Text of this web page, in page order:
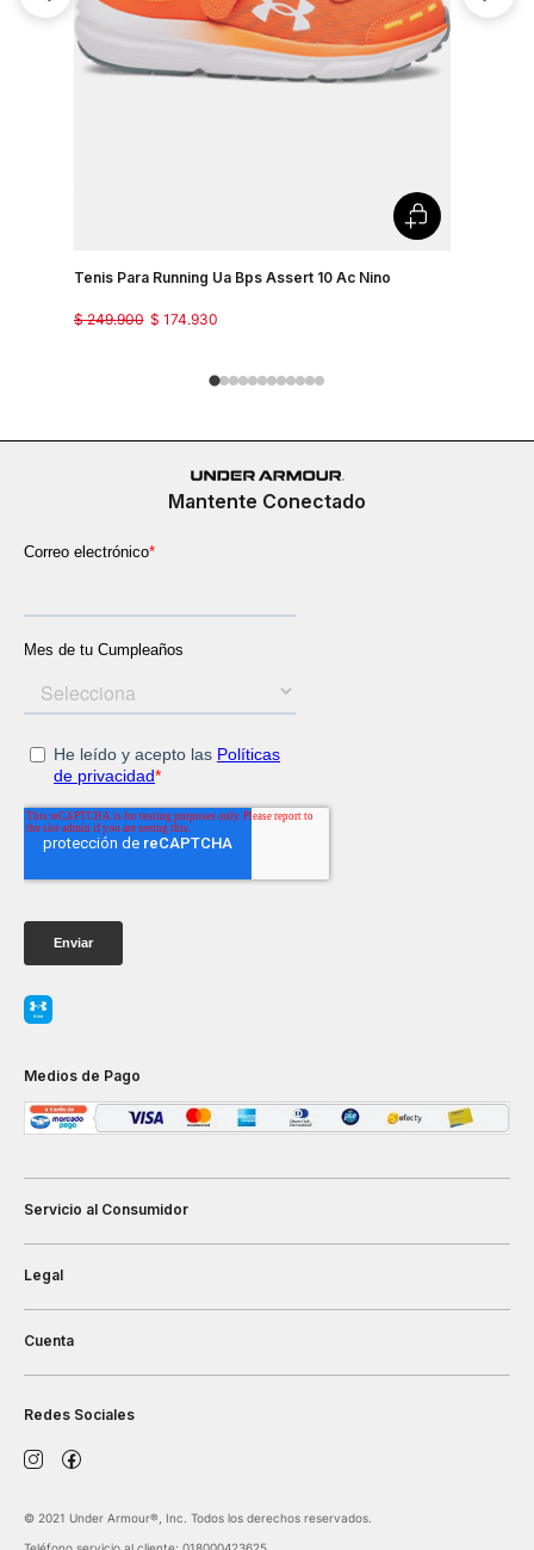
Tenis Para Running Ua Bps Assert 10 Ac Nino
$ 174.930
$ 249.900
Mantente Conectado
Medios de Pago
Servicio al Consumidor
Legal
Cuenta
Redes Sociales
©️ 2021 Under Armour®️, Inc. Todos los derechos reservados.